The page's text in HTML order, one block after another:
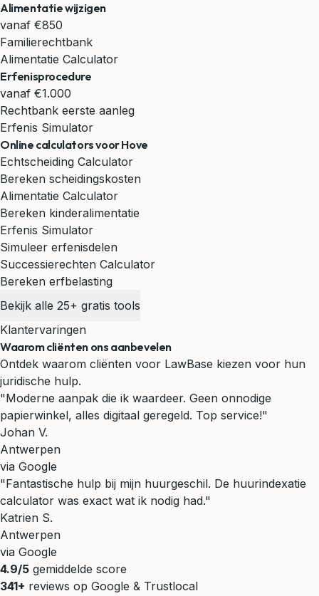
Alimentatie wijzigen
vanaf €850
Familierechtbank
Alimentatie Calculator
Erfenisprocedure
vanaf €1.000
Rechtbank eerste aanleg
Erfenis Simulator
Online calculators voor Hove
Echtscheiding Calculator
Bereken scheidingskosten
Alimentatie Calculator
Bereken kinderalimentatie
Erfenis Simulator
Simuleer erfenisdelen
Successierechten Calculator
Bereken erfbelasting
Bekijk alle 25+ gratis tools
Klantervaringen
Waarom cliënten ons aanbevelen
Ontdek waarom cliënten voor LawBase kiezen voor hun
juridische hulp.
"Moderne aanpak die ik waardeer. Geen onnodige
papierwinkel, alles digitaal geregeld. Top service!"
Johan V.
Antwerpen
via Google
"Fantastische hulp bij mijn huurgeschil. De huurindexatie
calculator was exact wat ik nodig had."
Katrien S.
Antwerpen
via Google
4.9/5 gemiddelde score
341+ reviews op Google & Trustlocal